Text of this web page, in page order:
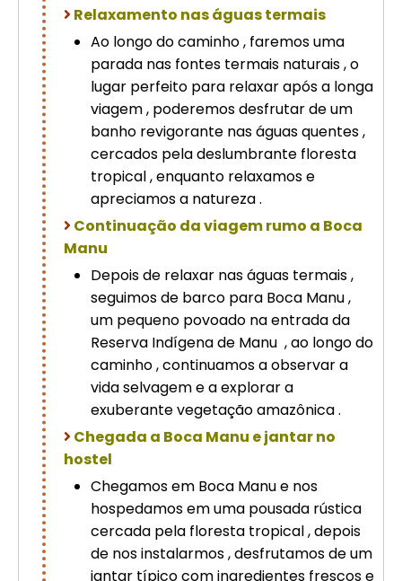
Relaxamento nas águas termais
Ao longo do caminho , faremos uma
parada nas fontes termais naturais , o
lugar perfeito para relaxar após a longa
viagem , poderemos desfrutar de um
banho revigorante nas águas quentes ,
cercados pela deslumbrante floresta
tropical , enquanto relaxamos e
apreciamos a natureza .
Continuação da viagem rumo a Boca
Manu
Depois de relaxar nas águas termais ,
seguimos de barco para Boca Manu ,
um pequeno povoado na entrada da
Reserva Indígena de Manu , ao longo do
caminho , continuamos a observar a
vida selvagem e a explorar a
exuberante vegetação amazônica .
Chegada a Boca Manu e jantar no
hostel
Chegamos em Boca Manu e nos
hospedamos em uma pousada rústica
cercada pela floresta tropical , depois
de nos instalarmos , desfrutamos de um
jantar típico com ingredientes frescos e